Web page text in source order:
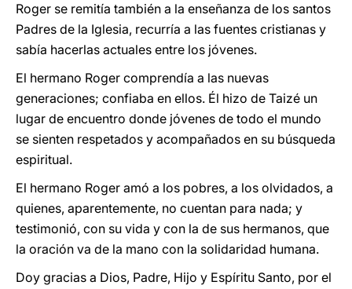
Roger se remitía también a la enseñanza de los santos
Padres de la Iglesia, recurría a las fuentes cristianas y
sabía hacerlas actuales entre los jóvenes.
El hermano Roger comprendía a las nuevas
generaciones; confiaba en ellos. Él hizo de Taizé un
lugar de encuentro donde jóvenes de todo el mundo
se sienten respetados y acompañados en su búsqueda
espiritual.
El hermano Roger amó a los pobres, a los olvidados, a
quienes, aparentemente, no cuentan para nada; y
testimonió, con su vida y con la de sus hermanos, que
la oración va de la mano con la solidaridad humana.
Doy gracias a Dios, Padre, Hijo y Espíritu Santo, por el